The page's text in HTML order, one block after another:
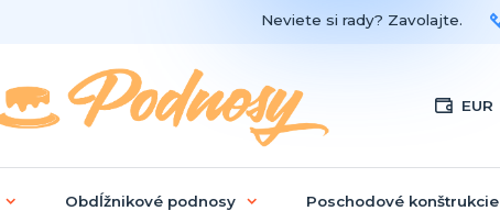
EUR
Neviete si rady? Zavolajte.
Obdĺžnikové podnosy Poschodové konštrukcie